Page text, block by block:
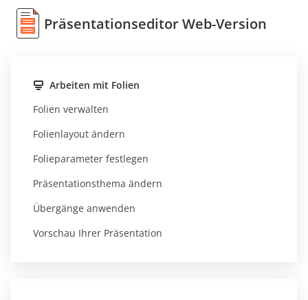
Präsentationseditor Web-Version
Arbeiten mit Folien
Folien verwalten
Folienlayout ändern
Folieparameter festlegen
Präsentationsthema ändern
Übergänge anwenden
Vorschau Ihrer Präsentation